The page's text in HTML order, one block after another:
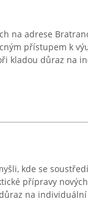
na adrese
přístupem k
kladou důraz na
kde se
přípravy
na